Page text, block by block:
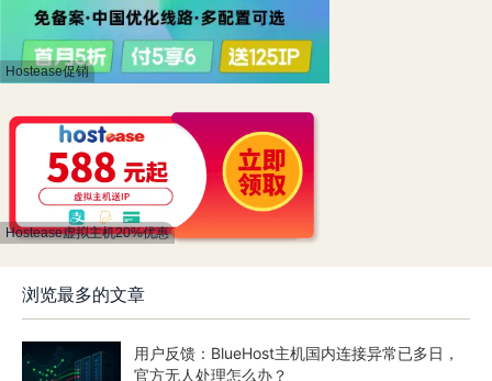
Hostease促销
Hostease虚拟主机20%优惠
浏览最多的文章
用户反馈：BlueHost主机国内连接异常已多日，
官方无人处理怎么办？